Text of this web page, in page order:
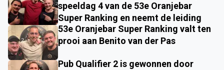
speeldag 4 van de 53e Oranjebar
Super Ranking en neemt de leiding
53e Oranjebar Super Ranking valt ten
prooi aan Benito van der Pas
Pub Qualifier 2 is gewonnen door